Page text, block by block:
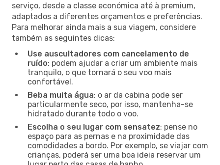
serviço, desde a classe económica até à premium,
adaptados a diferentes orçamentos e preferências.
Para melhorar ainda mais a sua viagem, considere
também as seguintes dicas:
Use auscultadores com cancelamento de
ruído: podem ajudar a criar um ambiente mais
tranquilo, o que tornará o seu voo mais
confortável.
Beba muita água: o ar da cabina pode ser
particularmente seco, por isso, mantenha-se
hidratado durante todo o voo.
Escolha o seu lugar com sensatez: pense no
espaço para as pernas e na proximidade das
comodidades a bordo. Por exemplo, se viajar com
crianças, poderá ser uma boa ideia reservar um